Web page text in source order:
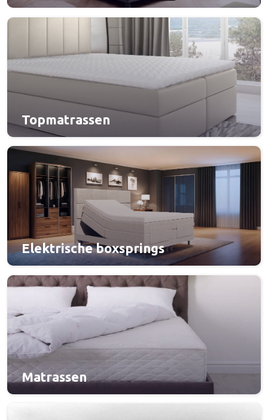
Topmatrassen
Elektrische boxsprings
Matrassen